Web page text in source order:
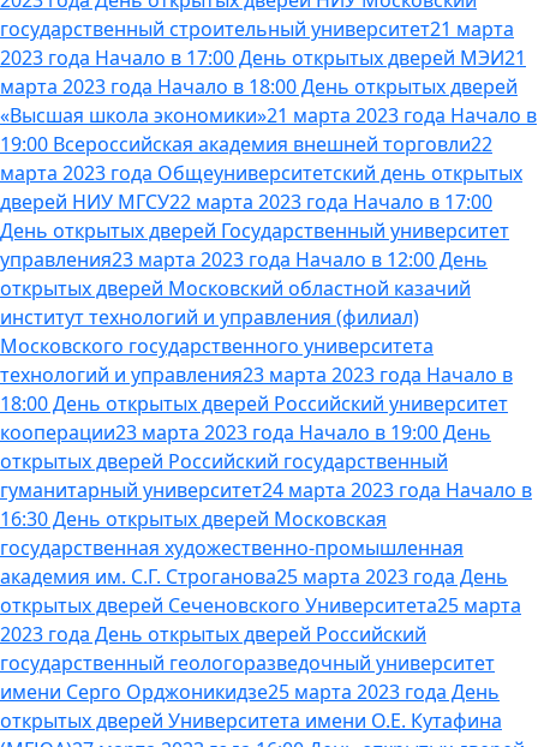
государственный строительный университет21 марта
2023 года Начало в 17:00 День открытых дверей МЭИ21
марта 2023 года Начало в 18:00 День открытых дверей
«Высшая школа экономики»21 марта 2023 года Начало в
19:00 Всероссийская академия внешней торговли22
марта 2023 года Общеуниверситетский день открытых
дверей НИУ МГСУ22 марта 2023 года Начало в 17:00
День открытых дверей Государственный университет
управления23 марта 2023 года Начало в 12:00 День
открытых дверей Московский областной казачий
институт технологий и управления (филиал)
Московского государственного университета
технологий и управления23 марта 2023 года Начало в
18:00 День открытых дверей Российский университет
кооперации23 марта 2023 года Начало в 19:00 День
открытых дверей Российский государственный
гуманитарный университет24 марта 2023 года Начало в
16:30 День открытых дверей Московская
государственная художественно-промышленная
академия им. С.Г. Строганова25 марта 2023 года День
открытых дверей Сеченовского Университета25 марта
2023 года День открытых дверей Российский
государственный геологоразведочный университет
имени Серго Орджоникидзе25 марта 2023 года День
открытых дверей Университета имени О.Е. Кутафина